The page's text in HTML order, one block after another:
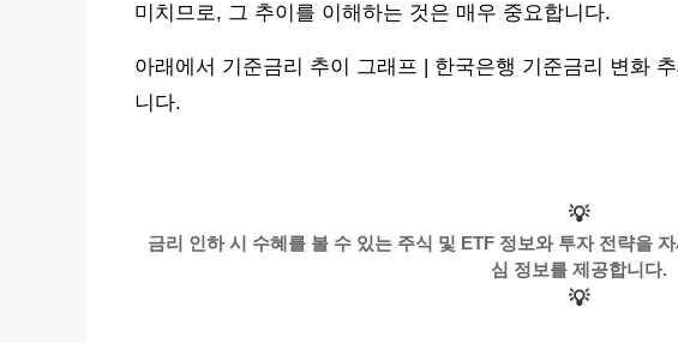
미치므로, 그 추이를 이해하는 것은 매우 중요합니다.
아래에서 기준금리 추이 그래프 | 한국은행 기준금리 변화
니다.
💡
금리 인하 시 수혜를 볼 수 있는 주식 및 ETF 정보와 투자 전략을
심 정보를 제공합니다.
💡